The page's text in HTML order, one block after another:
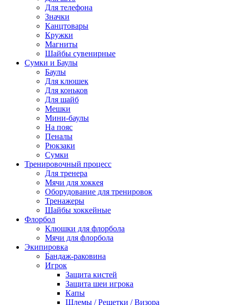
Для телефона
Значки
Канцтовары
Кружки
Магниты
Шайбы сувенирные
Сумки и Баулы
Баулы
Для клюшек
Для коньков
Для шайб
Мешки
Мини-баулы
На пояс
Пеналы
Рюкзаки
Сумки
Тренировочный процесс
Для тренера
Мячи для хоккея
Оборудование для тренировок
Тренажеры
Шайбы хоккейные
Флорбол
Клюшки для флорбола
Мячи для флорбола
Экипировка
Бандаж-раковина
Игрок
Защита кистей
Защита шеи игрока
Капы
Шлемы / Решетки / Визора